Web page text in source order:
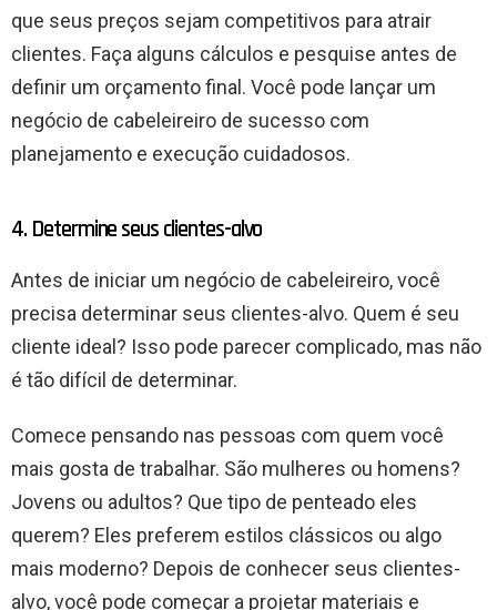
que seus preços sejam competitivos para atrair
clientes. Faça alguns cálculos e pesquise antes de
definir um orçamento final. Você pode lançar um
negócio de cabeleireiro de sucesso com
planejamento e execução cuidadosos.
4. Determine seus clientes-alvo
Antes de iniciar um negócio de cabeleireiro, você
precisa determinar seus clientes-alvo. Quem é seu
cliente ideal? Isso pode parecer complicado, mas não
é tão difícil de determinar.
Comece pensando nas pessoas com quem você
mais gosta de trabalhar. São mulheres ou homens?
Jovens ou adultos? Que tipo de penteado eles
querem? Eles preferem estilos clássicos ou algo
mais moderno? Depois de conhecer seus clientes-
alvo, você pode começar a projetar materiais e